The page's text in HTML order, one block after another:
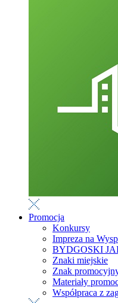
Promocja
Konkursy
Impreza na
BYDGOSKI
Znaki miejskie
Znak
Materiały
Współpraca z